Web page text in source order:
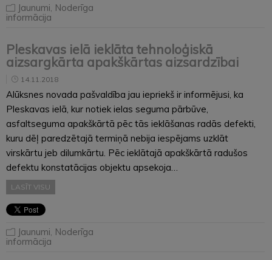
Jaunumi, Noderīga
informācija
Pleskavas ielā ieklāta tehnoloģiskā
aizsargkārta apakškārtas aizsardzībai
14.11.2018
Alūksnes novada pašvaldība jau iepriekš ir informējusi, ka
Pleskavas ielā, kur notiek ielas seguma pārbūve,
asfaltseguma apakškārtā pēc tās ieklāšanas radās defekti,
kuru dēļ paredzētajā termiņā nebija iespējams uzklāt
virskārtu jeb dilumkārtu. Pēc ieklātajā apakškārtā radušos
defektu konstatācijas objektu apsekoja…
LASĪT VISU
Jaunumi, Noderīga
informācija